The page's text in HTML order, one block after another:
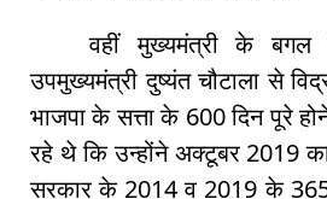
वहीं मुख्यमंत्री के
उपमुख्यमंत्री दुष्यंत चौटाला से
भाजपा के सत्ता के 600 दिन पूरे
रहे थे कि उन्होंने अक्टूबर 2019
सरकार के 2014 व 2019 के 365